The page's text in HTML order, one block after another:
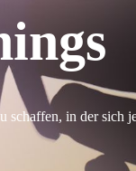
schaffen, in der sich